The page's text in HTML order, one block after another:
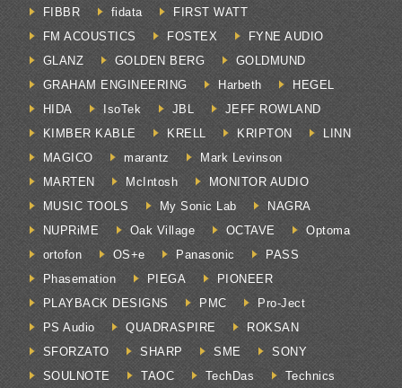
FIBBR
fidata
FIRST WATT
FM ACOUSTICS
FOSTEX
FYNE AUDIO
GLANZ
GOLDEN BERG
GOLDMUND
GRAHAM ENGINEERING
Harbeth
HEGEL
HIDA
IsoTek JBL
JEFF ROWLAND
KIMBER KABLE
KRELL KRIPTON
LINN
MAGICO
marantz
Mark Levinson
MARTEN
McIntosh
MONITOR AUDIO
MUSIC TOOLS
My Sonic Lab
NAGRA
NUPRiME
Oak Village OCTAVE
Optoma
ortofon
OS+e Panasonic
PASS
Phasemation
PIEGA
PIONEER
PLAYBACK DESIGNS
PMC
Pro-Ject
PS Audio
QUADRASPIRE
ROKSAN
SFORZATO
SHARP SME
SONY
SOULNOTE
TAOC TechDas Technics